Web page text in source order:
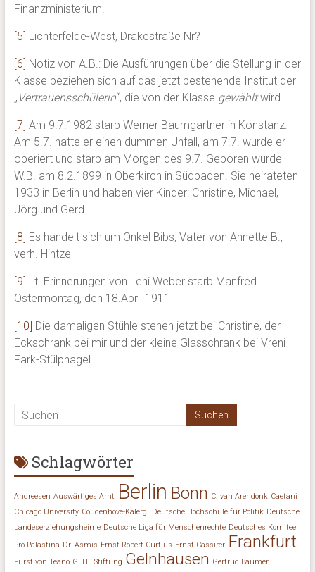
Finanzministerium.
[5] Lichterfelde-West, Drakestraße Nr?
[6] Notiz von A.B.: Die Ausführungen über die Stellung in der
Klasse beziehen sich auf das jetzt bestehende Institut der
„ Vertrauensschülerin“, die von der Klasse gewähltwird.
[7] Am 9.7.1982 starb Werner Baumgartner in Konstanz.
Am 5.7. hatte er einen dummen Unfall, am 7.7. wurde er
operiert und starb am Morgen des 9.7. Geboren wurde
W.B. am 8.2.1899 in Oberkirch in Südbaden. Sie heirateten
1933 in Berlin und haben vier Kinder: Christine, Michael,
Jörg und Gerd.
[8] Es handelt sich um Onkel Bibs, Vater von Annette B.,
verh. Hintze
[9] Lt. Erinnerungen von Leni Weber starb Manfred
Ostermontag, den 18.April 1911
[10] Die damaligen Stühle stehen jetzt bei Christine, der
Eckschrank bei mir und der kleine Glasschrank bei Vreni
Fark-Stülpnagel.
Schlagwörter
Andreesen Auswärtiges Amt Berlin Bonn C. van Arendonk Caetani
Chicago University Coudenhove-Kalergi Deutsche Hochschule für Politik Deutsche
Landeserziehungsheime Deutsche Liga für Menschenrechte Deutsches Komitee
Pro Palästina Dr. Asmis Ernst-Robert Curtius Ernst Cassirer Frankfurt
Fürst von Teano GEHE Stiftung Gelnhausen Gertrud Bäumer